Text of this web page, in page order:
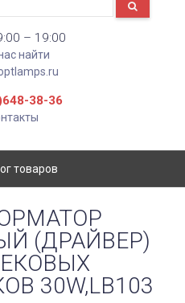
– 19:00
найти
38-36
товаров
(ДРАЙВЕР)
30W,LB103